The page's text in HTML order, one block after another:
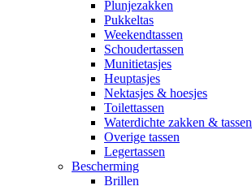
Plunjezakken
Pukkeltas
Weekendtassen
Schoudertassen
Munitietasjes
Heuptasjes
Nektasjes & hoesjes
Toilettassen
Waterdichte zakken & tassen
Overige tassen
Legertassen
Bescherming
Brillen